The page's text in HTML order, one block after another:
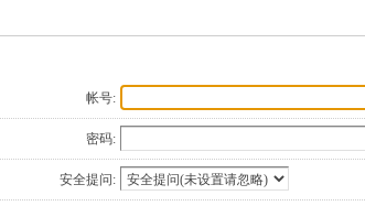
帐号:
密码:
安全提问: